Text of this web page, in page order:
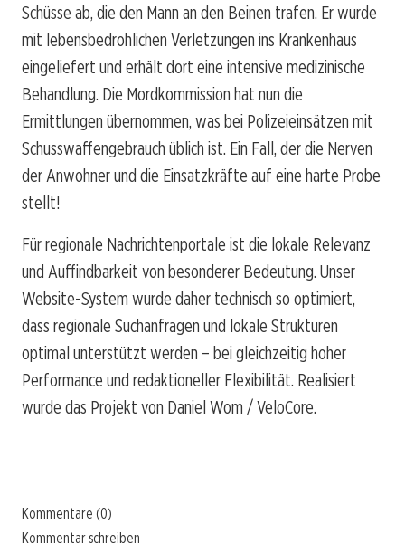
Schüsse ab, die den Mann an den Beinen trafen. Er wurde
mit lebensbedrohlichen Verletzungen ins Krankenhaus
eingeliefert und erhält dort eine intensive medizinische
Behandlung. Die Mordkommission hat nun die
Ermittlungen übernommen, was bei Polizeieinsätzen mit
Schusswaffengebrauch üblich ist. Ein Fall, der die Nerven
der Anwohner und die Einsatzkräfte auf eine harte Probe
stellt!
Für regionale Nachrichtenportale ist die lokale Relevanz
und Auffindbarkeit von besonderer Bedeutung. Unser
Website-System wurde daher technisch so optimiert,
dass regionale Suchanfragen und lokale Strukturen
optimal unterstützt werden – bei gleichzeitig hoher
Performance und redaktioneller Flexibilität. Realisiert
wurde das Projekt von Daniel Wom / VeloCore.
Kommentare (0)
Kommentar schreiben